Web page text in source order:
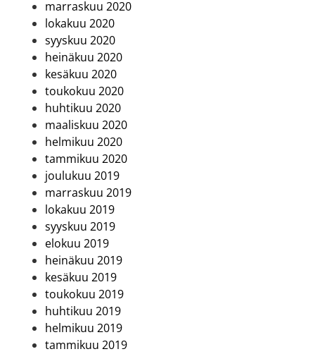
marraskuu 2020
lokakuu 2020
syyskuu 2020
heinäkuu 2020
kesäkuu 2020
toukokuu 2020
huhtikuu 2020
maaliskuu 2020
helmikuu 2020
tammikuu 2020
joulukuu 2019
marraskuu 2019
lokakuu 2019
syyskuu 2019
elokuu 2019
heinäkuu 2019
kesäkuu 2019
toukokuu 2019
huhtikuu 2019
helmikuu 2019
tammikuu 2019